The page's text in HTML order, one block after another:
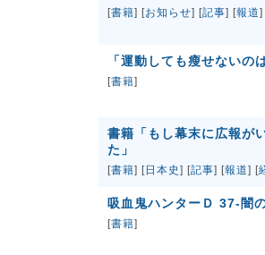
[書籍] [お知らせ] [記事] [報道]
「運動しても瘦せないの
[書籍]
書籍「もし幕末に広報が
た」
[書籍] [日本史 ] [記事] [報道] [
吸血鬼ハンターＤ 37-闇
[書籍]